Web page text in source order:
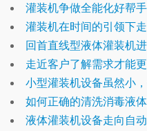
灌装机争做全能化好帮手
灌装机在时间的引领下
回首直线型液体灌装机进化
走近客户了解需求才能
小型灌装机设备虽然小
如何正确的清洗消毒液
液体灌装机设备走向自